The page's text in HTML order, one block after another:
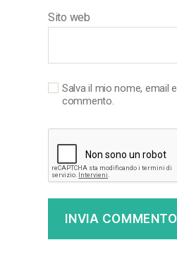
Sito web
Salva il mio nome, email
commento.